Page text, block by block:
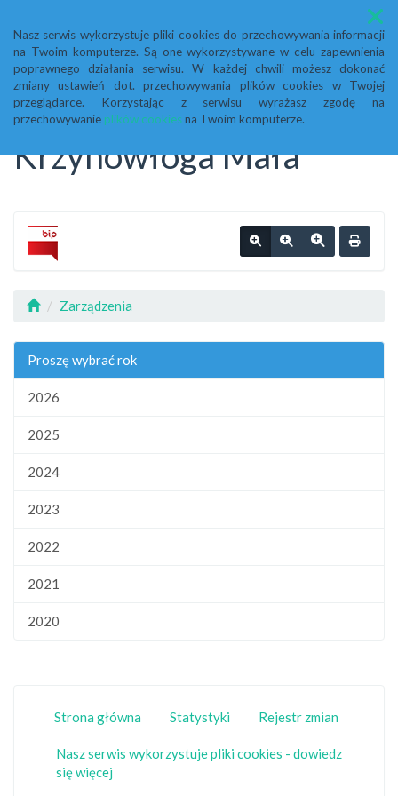
Nasz serwis wykorzystuje pliki cookies do przechowywania informacji
na Twoim komputerze. Są one wykorzystywane w celu zapewnienia
poprawnego działania serwisu. W każdej chwili możesz dokonać
zmiany ustawień dot. przechowywania plików cookies w Twojej
przeglądarce. Korzystając z serwisu wyrażasz zgodę na
przechowywanie plików cookiesna Twoim komputerze.
Menu
Biuletyn Informacji
Publicznej Urząd Gminy
Krzynowłoga Mała
Zarządzenia
Proszę wybrać rok
2026
2025
2024
2023
2022
2021
2020
Strona główna Statystyki Rejestr zmian
Nasz serwis wykorzystuje pliki cookies - dowiedz
się więcej